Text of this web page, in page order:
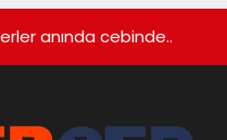
anında cebinde..